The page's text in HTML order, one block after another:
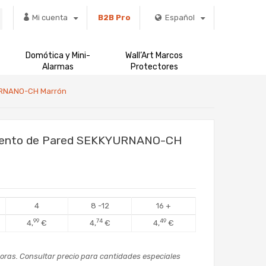
Mi cuenta B2B Pro Español
Domótica y Mini-
Alarmas
Wall’Art Marcos
Protectores
CH Marrón
de Pared SEKKYURNANO-CH
4 8 -12 16 +
4,99 € 4,74 € 4,49 €
Consultar precio para cantidades especiales